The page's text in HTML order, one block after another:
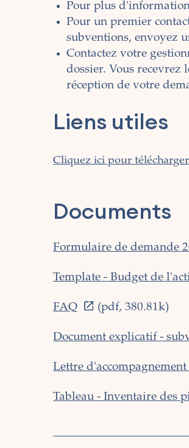
Pour plus
Pour un premier
subventions, envoyez
Contactez votre
dossier. Vous recevrez
réception de votre
Liens utiles
Cliquez ici pour
Documents
Formulaire de demande
Template - Budget de
FAQ (pdf, 380.81k)
Document explicatif -
Lettre
Tableau - Inventaire des